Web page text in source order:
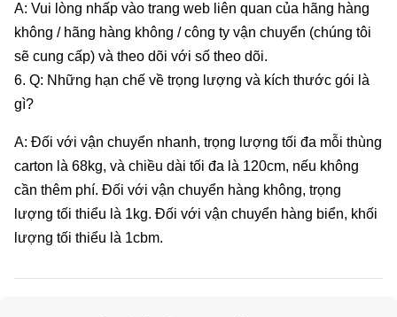
A: Vui lòng nhấp vào trang web liên quan của hãng hàng
không / hãng hàng không / công ty vận chuyển (chúng tôi
sẽ cung cấp) và theo dõi với số theo dõi.
6. Q: Những hạn chế về trọng lượng và kích thước gói là
gì?
A: Đối với vận chuyển nhanh, trọng lượng tối đa mỗi thùng
carton là 68kg, và chiều dài tối đa là 120cm, nếu không
cần thêm phí. Đối với vận chuyển hàng không, trọng
lượng tối thiểu là 1kg. Đối với vận chuyển hàng biển, khối
lượng tối thiểu là 1cbm.